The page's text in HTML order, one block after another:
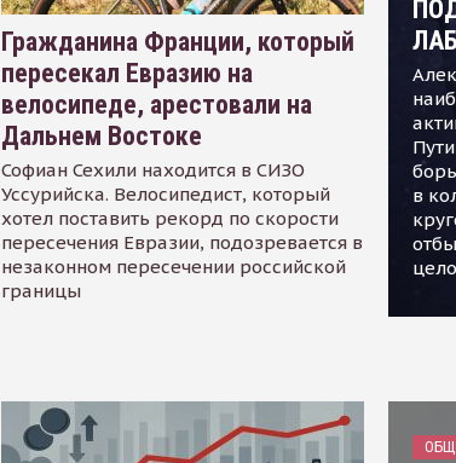
Гражданина Франции, который
пересекал Евразию на
велосипеде, арестовали на
Дальнем Востоке
Софиан Сехили находится в СИЗО
Уссурийска. Велосипедист, который
хотел поставить рекорд по скорости
пересечения Евразии, подозревается в
незаконном пересечении российской
границы
в